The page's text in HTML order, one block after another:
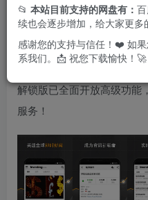
从热门股指如FTSE China
道琼斯30
克、日经225等中选择，轻
解锁版已全面开放高级功能
服务！
📂 本站目前支持的网盘有：
续也会逐步增加，给大家更多
感谢您的支持与信任！❤️ 如
系我们。📩 祝您下载愉快！🚀